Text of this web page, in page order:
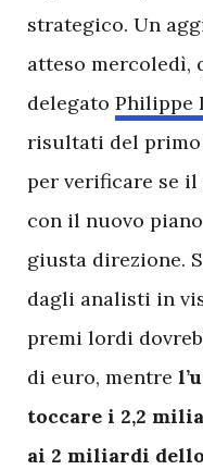
strategico. Un
atteso mercoledì,
delegato Philippe
risultati del primo
per verificare se il
con il nuovo
giusta direzione.
dagli analisti in
premi lordi
di euro, mentre
toccare i 2,2
ai 2 miliardi